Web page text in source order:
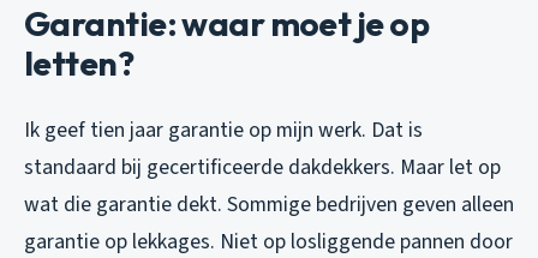
Garantie: waar moet je op
letten?
Ik geef tien jaar garantie op mijn werk. Dat is
standaard bij gecertificeerde dakdekkers. Maar let op
wat die garantie dekt. Sommige bedrijven geven alleen
garantie op lekkages. Niet op losliggende pannen door